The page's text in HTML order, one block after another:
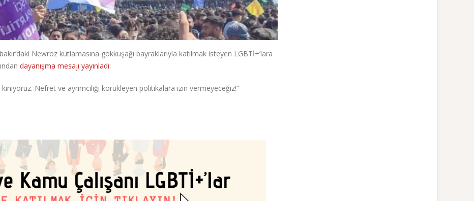
Newroz kutlamasına gökkuşağı bayraklarıyla katılmak isteyen LGBTİ+’lara
dayanışma mesajı yayınladı:
Nefret ve ayrımcılığı körükleyen politikalara izin vermeyeceğiz!”